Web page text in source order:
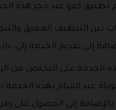
كفو عند حجز هذه
بين التنظيف العميق
إلى تقديم الخدمة إلى،
الخدمة على التخلص من
عند القيام بهذه الخدمة
بالإضافة إلى الحصول على